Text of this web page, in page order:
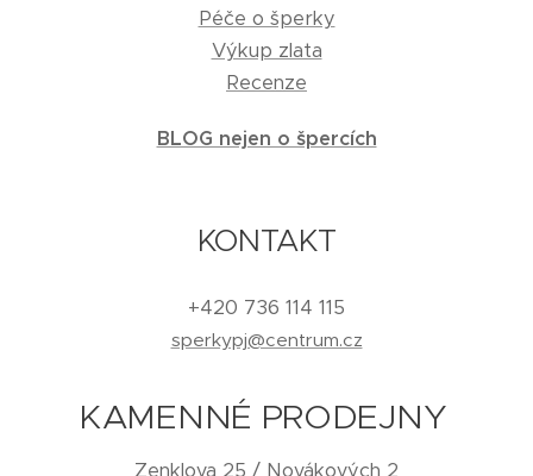
Péče o šperky
Výkup zlata
Recenze
BLOG nejen o špercích
KONTAKT
+420 736 114 115
sperkypj@centrum.cz
KAMENNÉ PRODEJNY
Zenklova 25 / Novákových 2